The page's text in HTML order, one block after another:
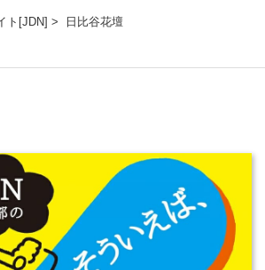
ト[JDN] > 日比谷花壇